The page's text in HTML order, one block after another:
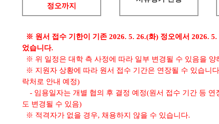
정오까지
※ 원서 접수 기한이 기존 2026. 5. 26.(화) 정오에서 2026.
었습니다.
※ 위 일정은 대학 측 사정에 따라 일부 변경될 수 있음을 양
※ 지원자 상황에 따라 원서 접수 기간은 연장될 수 있습니
락처로 안내 예정)
- 임용일자는 개별 협의 후 결정 예정(원서 접수 기간 등 연
도 변경될 수 있음)
※ 적격자가 없을 경우, 채용하지 않을 수 있습니다.